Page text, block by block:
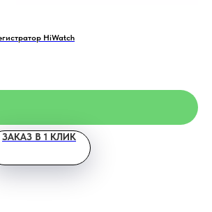
HiWatch
ЗАКАЗ В 1 КЛИК